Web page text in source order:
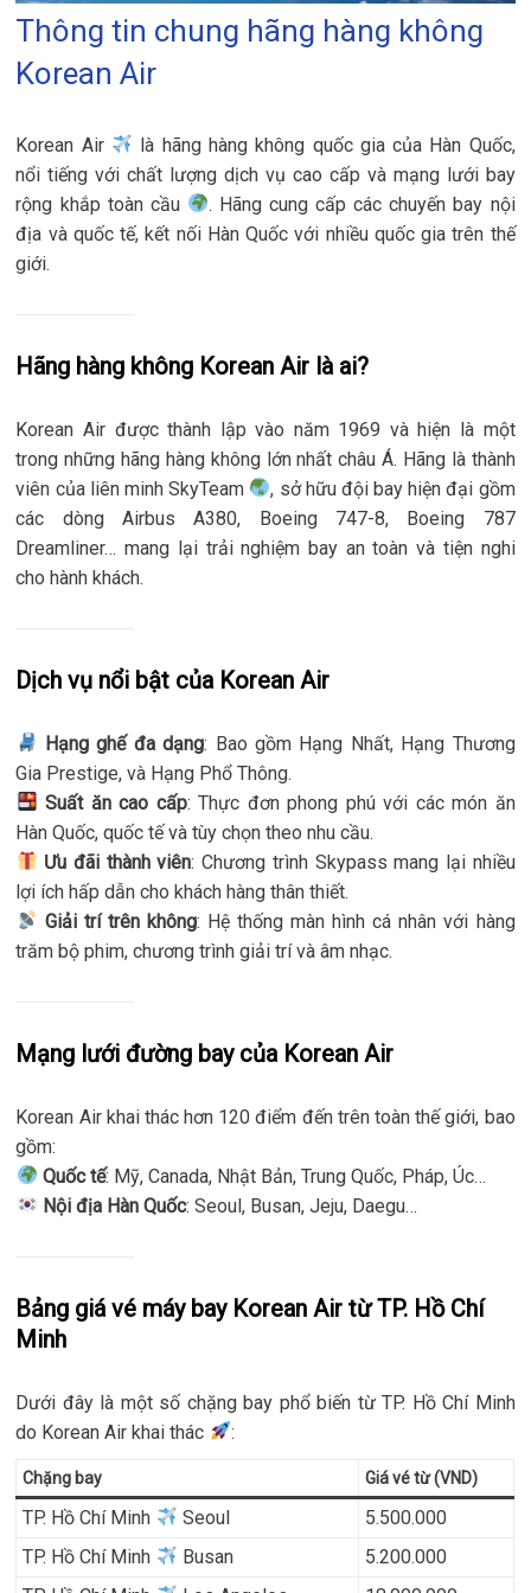
Thông tin chung hãng hàng không
Korean Air
Korean Air
là hãng hàng không quốc gia của Hàn Quốc,
nổi tiếng với chất lượng dịch vụ cao cấp và mạng lưới bay
rộng khắp toàn cầu
. Hãng cung cấp các chuyến bay nội
địa và quốc tế, kết nối Hàn Quốc với nhiều quốc gia trên thế
giới.
Hãng hàng không Korean Air là ai?
Korean Air được thành lập vào năm 1969 và hiện là một
trong những hãng hàng không lớn nhất châu Á. Hãng là thành
viên của liên minh SkyTeam
, sở hữu đội bay hiện đại gồm
các dòng Airbus A380, Boeing 747-8, Boeing 787
Dreamliner… mang lại trải nghiệm bay an toàn và tiện nghi
cho hành khách.
Dịch vụ nổi bật của Korean Air
Hạng ghế đa dạng: Bao gồm Hạng Nhất, Hạng Thương
Gia Prestige, và Hạng Phổ Thông.
Suất ăn cao cấp: Thực đơn phong phú với các món ăn
Hàn Quốc, quốc tế và tùy chọn theo nhu cầu.
Ưu đãi thành viên: Chương trình Skypass mang lại nhiều
lợi ích hấp dẫn cho khách hàng thân thiết.
Giải trí trên không: Hệ thống màn hình cá nhân với hàng
trăm bộ phim, chương trình giải trí và âm nhạc.
Mạng lưới đường bay của Korean Air
Korean Air khai thác hơn 120 điểm đến trên toàn thế giới, bao
gồm:
Quốc tế: Mỹ, Canada, Nhật Bản, Trung Quốc, Pháp, Úc…
Nội địa Hàn Quốc: Seoul, Busan, Jeju, Daegu…
Bảng giá vé máy bay Korean Air từ TP. Hồ Chí
Minh
Dưới đây là một số chặng bay phổ biến từ TP. Hồ Chí Minh
do Korean Air khai thác
:
Chặng bay Giá vé từ (VND)
TP. Hồ Chí Minh Seoul
5.500.000
TP. Hồ Chí Minh
Busan
5.200.000